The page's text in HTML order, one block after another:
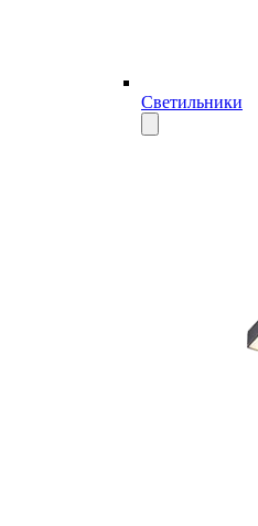
Светильники